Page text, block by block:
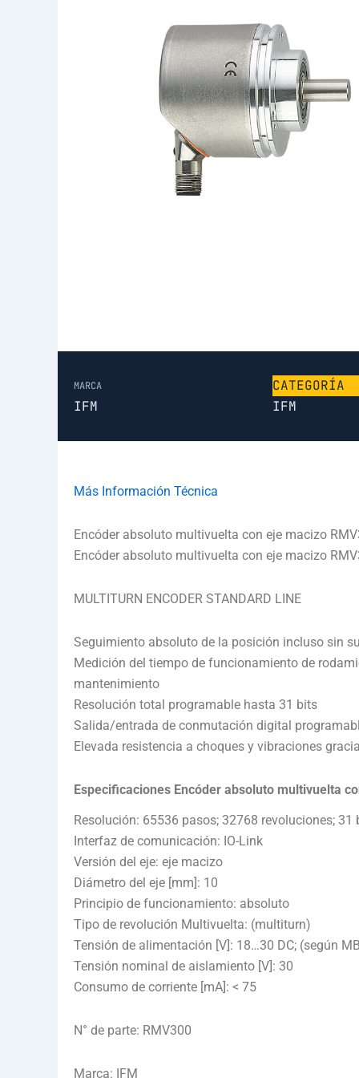
MARCA
IFM
CATEGORÍA
IFM
Más Información Técnica
Encóder absoluto multivuelta con eje macizo
Encóder absoluto multivuelta con eje macizo
MULTITURN ENCODER STANDARD LINE
Seguimiento absoluto de la posición incluso sin
Medición del tiempo de funcionamiento de
mantenimiento
Resolución total programable hasta 31 bits
Salida/entrada de conmutación digital
Elevada resistencia a choques y vibraciones
Especificaciones Encóder absoluto multivuelta
Resolución: 65536 pasos; 32768 revoluciones; 31
Interfaz de comunicación: IO-Link
Versión del eje: eje macizo
Diámetro del eje [mm]: 10
Principio de funcionamiento: absoluto
Tipo de revolución Multivuelta: (multiturn)
Tensión de alimentación [V]: 18…30 DC; (según
Tensión nominal de aislamiento [V]: 30
Consumo de corriente [mA]: < 75
N° de parte: RMV300
Marca: IFM